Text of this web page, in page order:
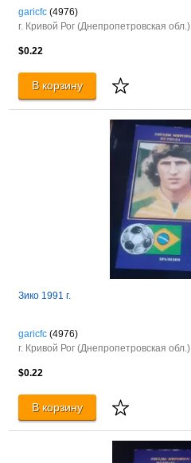
garicfc (4976)
г. Кривой Рог (Днепропетровская обл.)
$0.22
В корзину
Зико 1991 г.
garicfc (4976)
г. Кривой Рог (Днепропетровская обл.)
$0.22
В корзину